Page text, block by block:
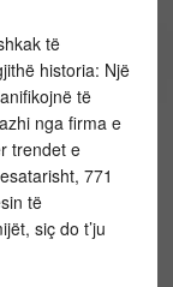
të
historia: Një
të
nga firma e
trendet e
771
të
siç do t’ju